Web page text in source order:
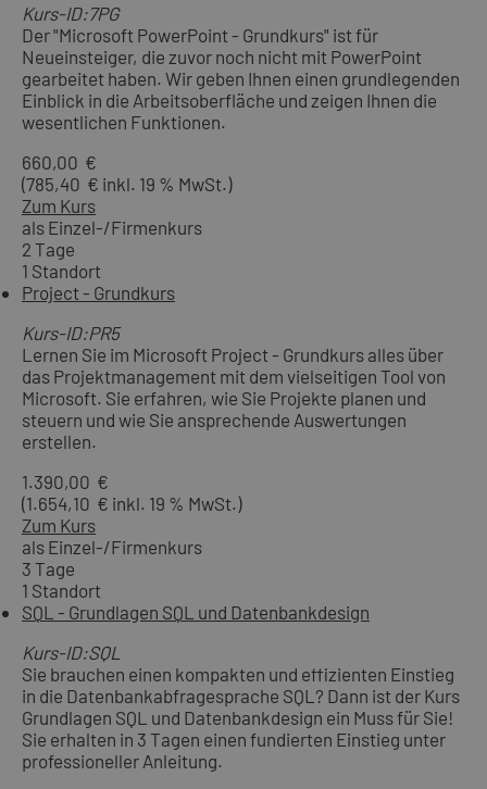
Kurs-ID:7PG
Der "Microsoft PowerPoint - Grundkurs" ist für
Neueinsteiger, die zuvor noch nicht mit PowerPoint
gearbeitet haben. Wir geben Ihnen einen grundlegenden
Einblick in die Arbeitsoberfläche und zeigen Ihnen die
wesentlichen Funktionen.
660,00 €
(785,40 € inkl. 19 % MwSt.)
Zum Kurs
als Einzel-/Firmenkurs
2 Tage
1 Standort
Project - Grundkurs
Kurs-ID:PR5
Lernen Sie im Microsoft Project - Grundkurs alles über
das Projektmanagement mit dem vielseitigen Tool von
Microsoft. Sie erfahren, wie Sie Projekte planen und
steuern und wie Sie ansprechende Auswertungen
erstellen.
1.390,00 €
(1.654,10 € inkl. 19 % MwSt.)
Zum Kurs
als Einzel-/Firmenkurs
3 Tage
1 Standort
SQL - Grundlagen SQL und Datenbankdesign
Kurs-ID:SQL
Sie brauchen einen kompakten und effizienten Einstieg
in die Datenbankabfragesprache SQL? Dann ist der Kurs
Grundlagen SQL und Datenbankdesign ein Muss für Sie!
Sie erhalten in 3 Tagen einen fundierten Einstieg unter
professioneller Anleitung.